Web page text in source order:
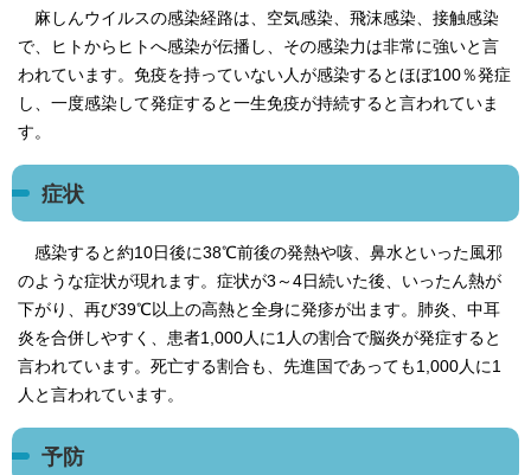
麻しんウイルスの感染経路は、空気感染、飛沫感染、接触感染
で、ヒトからヒトへ感染が伝播し、その感染力は非常に強いと言
われています。免疫を持っていない人が感染するとほぼ100％発症
し、一度感染して発症すると一生免疫が持続すると言われていま
す。
症状
感染すると約10日後に38℃前後の発熱や咳、鼻水といった風邪
のような症状が現れます。症状が3～4日続いた後、いったん熱が
下がり、再び39℃以上の高熱と全身に発疹が出ます。肺炎、中耳
炎を合併しやすく、患者1,000人に1人の割合で脳炎が発症すると
言われています。死亡する割合も、先進国であっても1,000人に1
人と言われています。
予防